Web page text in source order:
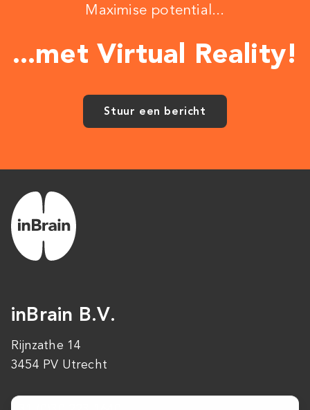
Maximise potential...
...met Virtual Reality!
Stuur een bericht
inBrain B.V.
Rijnzathe 14
3454 PV Utrecht